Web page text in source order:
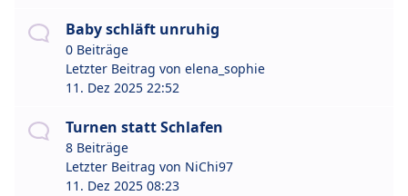
Baby schläft unruhig
0 Beiträge
Letzter Beitrag von elena_sophie
11. Dez 2025 22:52
Turnen statt Schlafen
8 Beiträge
Letzter Beitrag von NiChi97
11. Dez 2025 08:23